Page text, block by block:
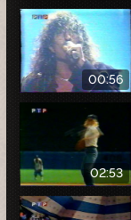
00:56
02:53